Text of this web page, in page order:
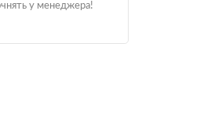
у менеджера!